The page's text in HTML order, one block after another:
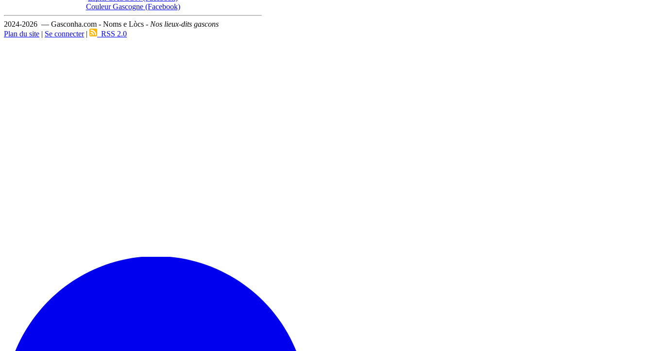
Couleur Gascogne (Facebook)
2024-2026 — Gasconha.com - Noms e Lòcs - Nos lieux-dits gascons
Plan du site | Se connecter| RSS 2.0